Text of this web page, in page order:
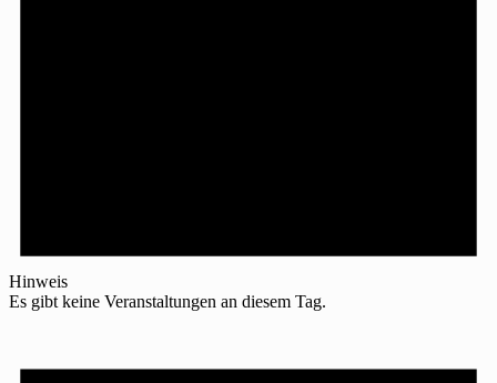
Hinweis
Es gibt keine Veranstaltungen an diesem Tag.